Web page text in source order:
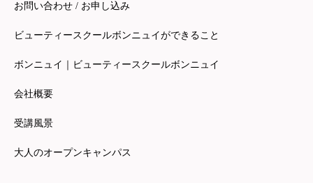
お問い合わせ / お申し込み
ビューティースクールボンニュイができること
ボンニュイ｜ビューティースクールボンニュイ
会社概要
受講風景
大人のオープンキャンパス